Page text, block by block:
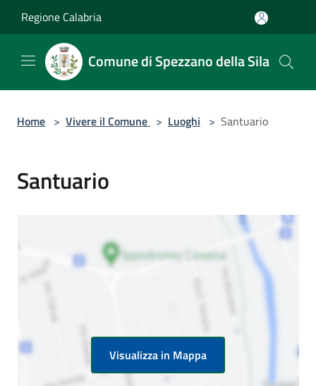
Regione Calabria
Comune di Spezzano della Sila
Home > Vivere il Comune > Luoghi > Santuario
Santuario
Visualizza in Mappa